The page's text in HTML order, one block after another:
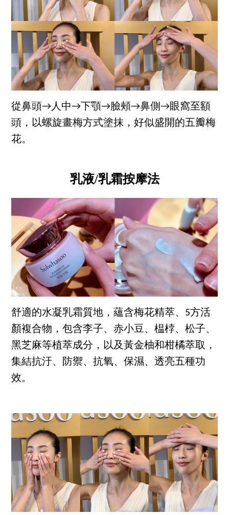
從鼻頭→人中→下顎→臉頰→鼻側→眼窩至額
頭，以螺旋畫梅方式塗抹，好似盛開的五瓣梅
花。
乳液/乳霜按摩法
舒適的水凝乳霜質地，蘊含梅花精萃、5方活
顏複合物，包含李子、赤小豆、榅桲、松子、
黑芝麻等植萃成分，以及黃金柚和柑橘萃取，
集結抗汙、防禦、抗氧、保濕、透亮五種功
效。